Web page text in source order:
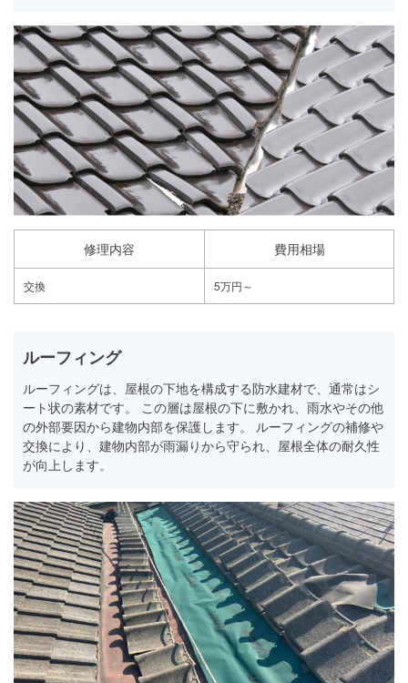
修理内容 費用相場
交換 5万円～
ルーフィング
ルーフィングは、屋根の下地を構成する防水建材で、通常はシ
ート状の素材です。 この層は屋根の下に敷かれ、雨水やその他
の外部要因から建物内部を保護します。 ルーフィングの補修や
交換により、建物内部が雨漏りから守られ、屋根全体の耐久性
が向上します。